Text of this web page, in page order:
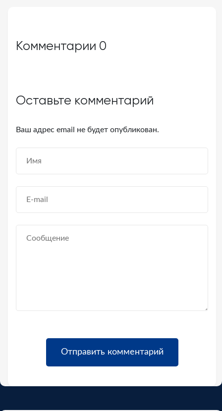
Комментарии 0
Оставьте комментарий
Ваш адрес email не будет опубликован.